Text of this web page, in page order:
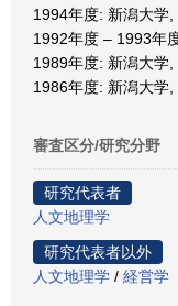
1994年度: 新潟大学
1992年度 – 1993年
1989年度: 新潟大学
1986年度: 新潟大学
審査区分/研究分野
研究代表者
人文地理学
研究代表者以外
人文地理学 / 経営学